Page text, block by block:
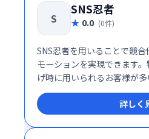
S
SNS忍者
0.0 (0件)
SNS忍者を用いることで競
モーションを実現できます
げ時に用いられるお客様が多
詳しく